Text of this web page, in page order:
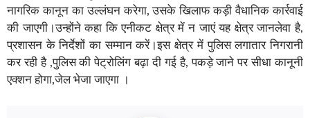
नागरिक कानून का उल्लंघन करेगा, उसके खिलाफ कड़ी वैधानिक कार्रवाई
की जाएगी।उन्होंने कहा कि एनीकट क्षेत्र में न जाएं यह क्षेत्र जानलेवा है,
प्रशासन के निर्देशों का सम्मान करें।इस क्षेत्र में पुलिस लगातार निगरानी
कर रही है ,पुलिस की पेट्रोलिंग बढ़ा दी गई है, पकड़े जाने पर सीधा कानूनी
एक्शन होगा,जेल भेजा जाएगा ।